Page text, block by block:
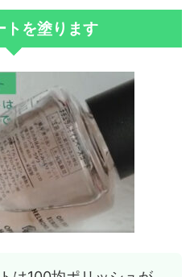
トを塗ります